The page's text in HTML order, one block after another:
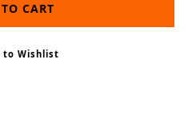
CART
to Wishlist